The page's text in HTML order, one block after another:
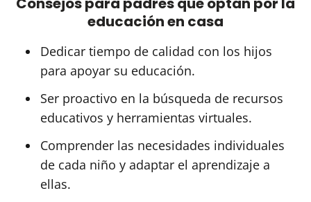
educación en casa
Dedicar tiempo de calidad con los hijos
para apoyar su educación.
Ser proactivo en la búsqueda de recursos
educativos y herramientas virtuales.
Comprender las necesidades individuales
de cada niño y adaptar el aprendizaje a
ellas.